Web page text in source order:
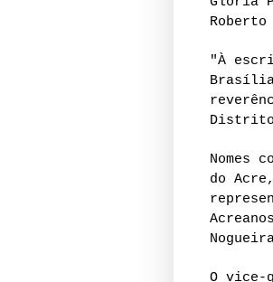
Roberto
"À
Nomes
do
O vice-